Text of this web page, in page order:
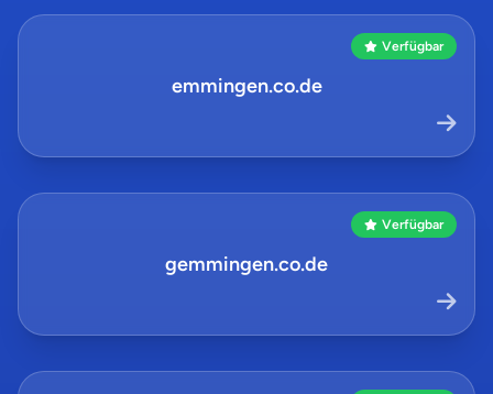
Verfügbar
emmingen.co.de
Verfügbar
gemmingen.co.de